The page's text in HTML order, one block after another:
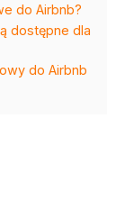
do Airbnb?
dostępne dla
do Airbnb